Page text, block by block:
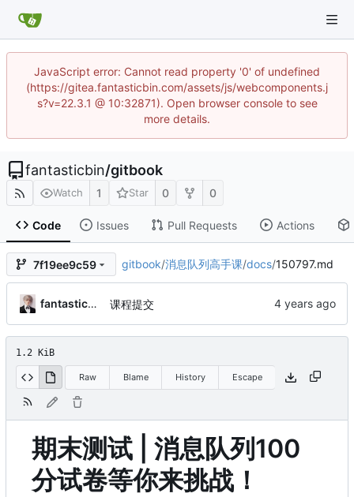
JavaScript error: Cannot read property '0' of undefined
(https://gitea.fantasticbin.com/assets/js/webcomponents.j
s?v=22.3.1 @ 10:32871). Open browser console to see
more details.
fantasticbin/gitbook
Watch 1 Star 0 0
Code Issues Pull Requests Actions
7f19ee9c59 gitbook/消息队列高手课/docs/150797.md
fantasticbin 课程提交
1.2 KiB
Raw Blame History Escape
期末测试 | 消息队列100
分试卷等你来挑战 ！